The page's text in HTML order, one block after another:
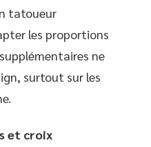
tatoueur
les proportions
ne
surtout sur les
et croix